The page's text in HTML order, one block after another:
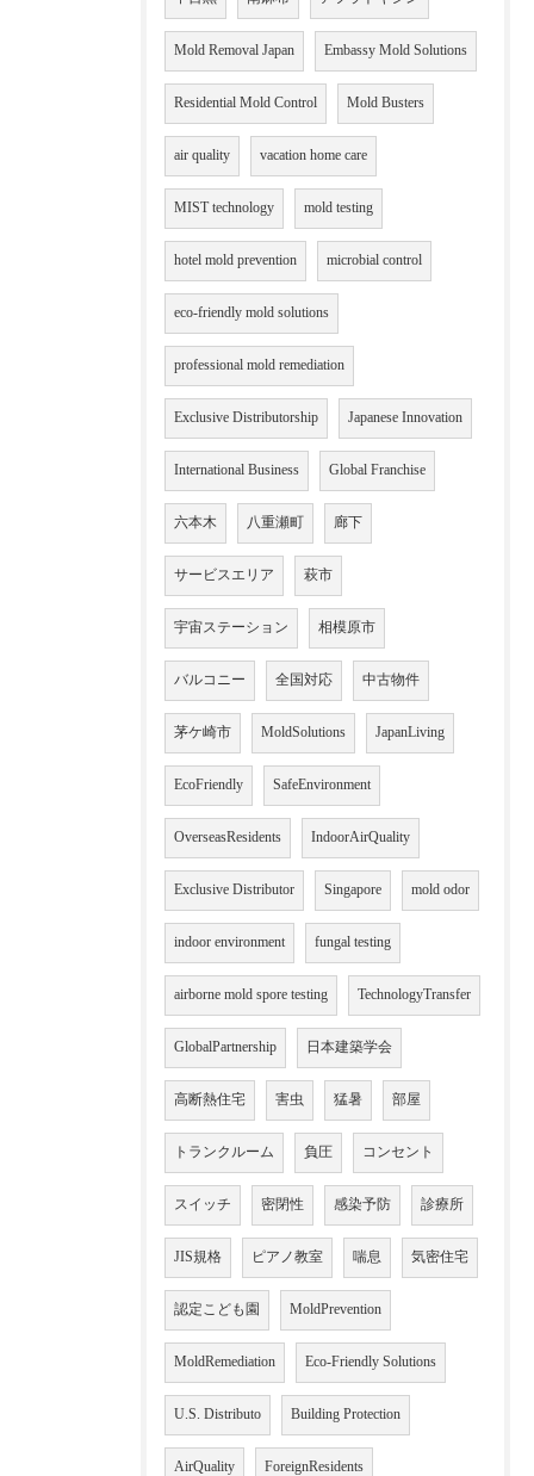
Mold Removal Japan Embassy Mold Solutions
Residential Mold Control Mold Busters
air quality vacation home care
MIST technology mold testing
hotel mold prevention microbial control
eco-friendly mold solutions
professional mold remediation
Exclusive Distributorship Japanese Innovation
International Business Global Franchise
六本木 八重瀬町 廊下
サービスエリア 萩市
宇宙ステーション 相模原市
バルコニー 全国対応 中古物件
茅ケ崎市 MoldSolutions JapanLiving
EcoFriendly SafeEnvironment
OverseasResidents IndoorAirQuality
Exclusive Distributor Singapore mold odor
indoor environment fungal testing
airborne mold spore testing TechnologyTransfer
GlobalPartnership 日本建築学会
高断熱住宅 害虫 猛暑 部屋
トランクルーム 負圧 コンセント
スイッチ 密閉性 感染予防 診療所
JIS規格 ピアノ教室 喘息 気密住宅
認定こども園 MoldPrevention
MoldRemediation Eco-Friendly Solutions
U.S. Distributo Building Protection
AirQuality ForeignResidents